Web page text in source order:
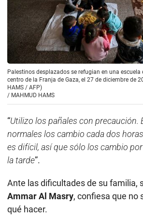
Palestinos desplazados se refugian en una escuela
centro de la Franja de Gaza, el 27 de diciembre de
HAMS / AFP)
/ MAHMUD HAMS
“Utilizo los pañales con precaución.
normales los cambio cada dos
es difícil, así que sólo los cambio
la tarde”.
Ante las dificultades de su familia,
Ammar Al Masry, confiesa que no
qué hacer.